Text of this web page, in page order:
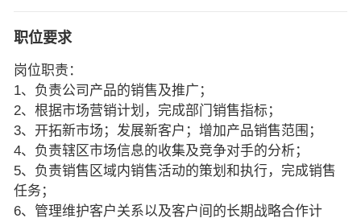
职位要求
岗位职责：
1、负责公司产品的销售及推广；
2、根据市场营销计划，完成部门销售指标；
3、开拓新市场；发展新客户；增加产品销售范围；
4、负责辖区市场信息的收集及竞争对手的分析；
5、负责销售区域内销售活动的策划和执行，完成销售
任务；
6、管理维护客户关系以及客户间的长期战略合作计